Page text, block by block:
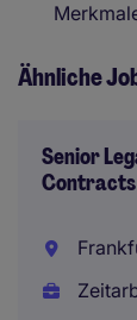
Ähnliche
Senior
Contracts